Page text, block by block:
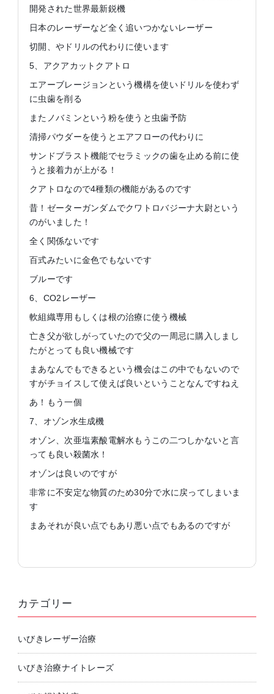
開発された世界最新鋭機
日本のレーザーなど全く追いつかないレーザー
切開、やドリルの代わりに使います
5、アクアカットクアトロ
エアーブレージョンという機構を使いドリルを使わず
に虫歯を削る
またノバミンという粉を使うと虫歯予防
清掃パウダーを使うとエアフローの代わりに
サンドブラスト機能でセラミックの歯を止める前に使
うと接着力が上がる！
クアトロなので4種類の機能があるのです
昔！ゼーターガンダムでクワトロバジーナ大尉という
のがいました！
全く関係ないです
百式みたいに金色でもないです
ブルーです
6、CO2レーザー
軟組織専用もしくは根の治療に使う機械
亡き父が欲しがっていたので父の一周忌に購入しまし
たがとっても良い機械です
まあなんでもできるという機会はこの中でもないので
すがチョイスして使えば良いということなんですねえ
あ！もう一個
7、オゾン水生成機
オゾン、次亜塩素酸電解水もうこの二つしかないと言
っても良い殺菌水！
オゾンは良いのですが
非常に不安定な物質のため30分で水に戻ってしまいま
す
まあそれが良い点でもあり悪い点でもあるのですが
カテゴリー
いびきレーザー治療
いびき治療ナイトレーズ